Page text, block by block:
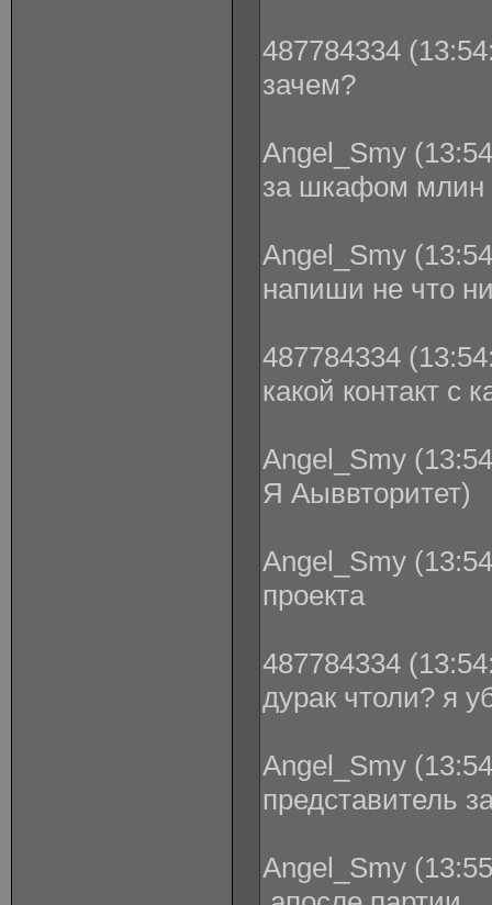
487784334
зачем?
Angel_Smy
за шкафом млин
Angel_Smy
напиши не что
487784334
какой контакт с
Angel_Smy
Я Аыввторитет)
Angel_Smy
проекта
487784334
дурак чтоли? я
Angel_Smy
представитель
Angel_Smy